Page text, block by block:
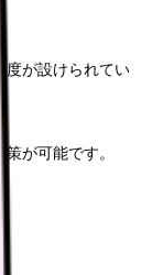
度が設けられてい
が可能です。